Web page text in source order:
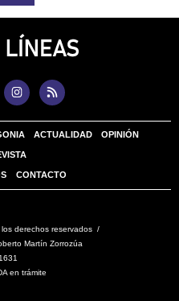
ACTUALIDAD OPINIÓN
CONTACTO
derechos reservados /
Martín Zorrozúa
en trámite